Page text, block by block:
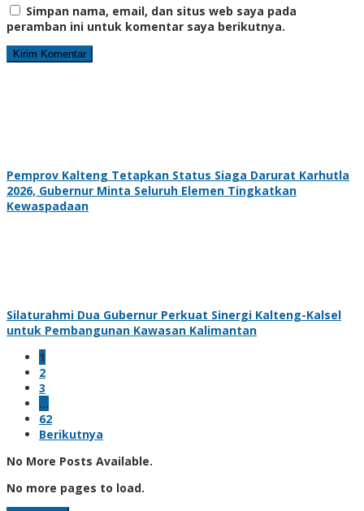
Simpan nama, email, dan situs web saya pada
peramban ini untuk komentar saya berikutnya.
Pemprov Kalteng Tetapkan Status Siaga Darurat Karhutla
2026, Gubernur Minta Seluruh Elemen Tingkatkan
Kewaspadaan
Silaturahmi Dua Gubernur Perkuat Sinergi Kalteng-Kalsel
untuk Pembangunan Kawasan Kalimantan
1
2
3
…
62
Berikutnya
No More Posts Available.
No more pages to load.